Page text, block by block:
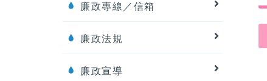
廉政專線／信箱
廉政法規
廉政宣導